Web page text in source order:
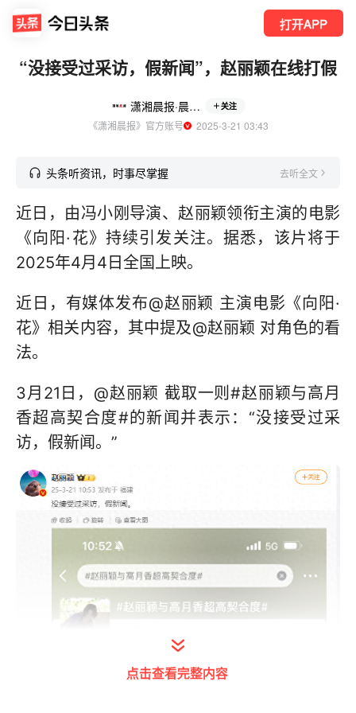
打开APP
“没接受过采访，假新闻”，赵丽颖在线打假
潇湘晨报·晨视频 关注
《潇湘晨报》官方账号
  2025-3-21 03:43
头条听资讯，时事尽掌握 去听全文
近日，由冯小刚导演、赵丽颖领衔主演的电影
《向阳·花》持续引发关注。据悉，该片将于
2025年4月4日全国上映。
近日，有媒体发布@赵丽颖 主演电影《向阳·
花》相关内容，其中提及@赵丽颖 对角色的看
法。
3月21日，@赵丽颖 截取一则#赵丽颖与高月
香超高契合度#的新闻并表示：“没接受过采
访，假新闻。”
点击查看完整内容